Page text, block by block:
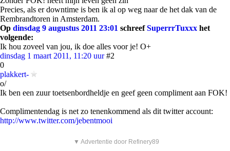
Precies, als er downtime is ben ik al op weg naar de het dak van de
Rembrandtoren in Amsterdam.
Op dinsdag 9 augustus 2011 23:01 schreefSuperrrTuxxx het
volgende:
Ik hou zoveel van jou, ik doe alles voor je! O+
dinsdag 1 maart 2011, 11:20 uur #2
0
plakkert-
o/
Ik ben een zuur toetsenbordheldje en geef geen compliment aan FOK!
Complimentendag is net zo tenenkommend als dit twitter account:
http://www.twitter.com/jebentmooi
▼ Advertentie door Refinery89